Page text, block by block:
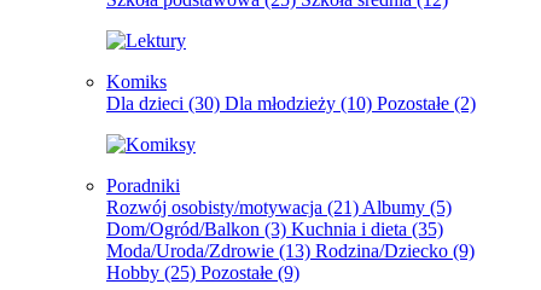
Komiks
Dla dzieci (30) Dla młodzieży (10) Pozostałe (2)
Poradniki
Rozwój osobisty/motywacja (21) Albumy (5)
Dom/Ogród/Balkon (3) Kuchnia i dieta (35)
Moda/Uroda/Zdrowie (13) Rodzina/Dziecko (9)
Hobby (25) Pozostałe (9)